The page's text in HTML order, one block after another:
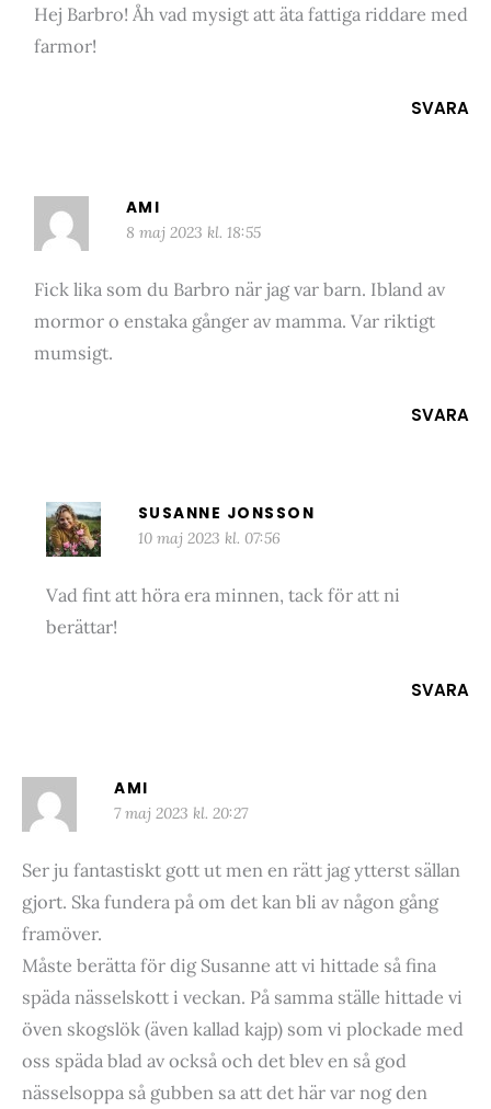
Hej Barbro! Åh vad mysigt att äta fattiga riddare med
farmor!
SVARA
AMI
8 maj 2023 kl. 18:55
Fick lika som du Barbro när jag var barn. Ibland av
mormor o enstaka gånger av mamma. Var riktigt
mumsigt.
SVARA
SUSANNE JONSSON
10 maj 2023 kl. 07:56
Vad fint att höra era minnen, tack för att ni
berättar!
SVARA
AMI
7 maj 2023 kl. 20:27
Ser ju fantastiskt gott ut men en rätt jag ytterst sällan
gjort. Ska fundera på om det kan bli av någon gång
framöver.
Måste berätta för dig Susanne att vi hittade så fina
späda nässelskott i veckan. På samma ställe hittade vi
öven skogslök (även kallad kajp) som vi plockade med
oss späda blad av också och det blev en så god
nässelsoppa så gubben sa att det här var nog den